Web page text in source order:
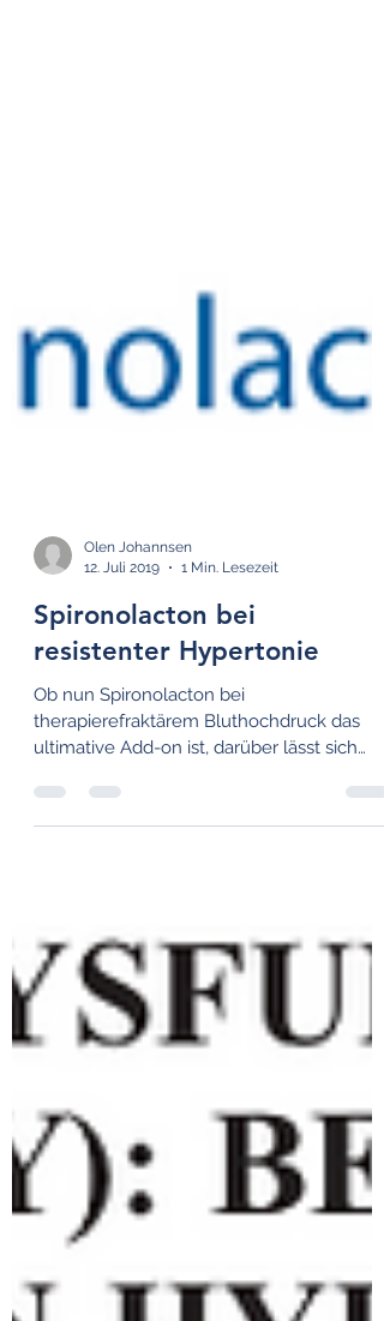
12. Juli 2019
1 Min. Lesezeit
Spironolacton bei
resistenter Hypertonie
Ob nun Spironolacton bei
ultimative Add-on ist, darüber lässt sich
streiten. Laut Prof. Martin...